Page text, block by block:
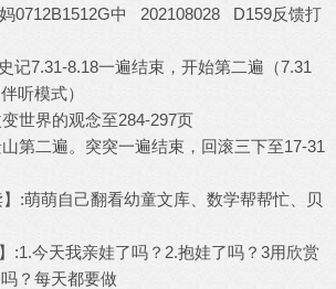
0712B1512G中 202108028 D159反馈打
记7.31-8.18一遍结束，开始第二遍（7.31
听模式）
世界的观念至284-297页
第二遍。突突一遍结束，回滚三下至17-31
:萌萌自己翻看幼童文库、数学帮帮忙、贝
:1.今天我亲娃了吗？2.抱娃了吗？3用欣赏
？每天都要做